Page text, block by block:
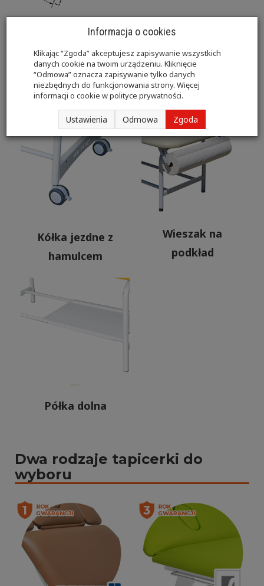
Opcje dodatkowe
Kółka jezdne z
hamulcem
Wieszak na
podkład
Półka dolna
Dwa rodzaje tapicerki do
wyboru
Informacja o cookies
Klikając “Zgoda” akceptujesz zapisywanie wszystkich
danych cookie na twoim urządzeniu. Kliknięcie
“Odmowa” oznacza zapisywanie tylko danych
niezbędnych do funkcjonowania strony. Więcej
informacji o cookie wpolityce prywatności.
Ustawienia Odmowa Zgoda